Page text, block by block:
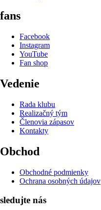
fans
Facebook
Instagram
YouTube
Fan shop
Vedenie
Rada klubu
Realizačný tým
Členovia zápasov
Kontakty
Obchod
Obchodné podmienky
Ochrana osobných údajov
sledujte nás